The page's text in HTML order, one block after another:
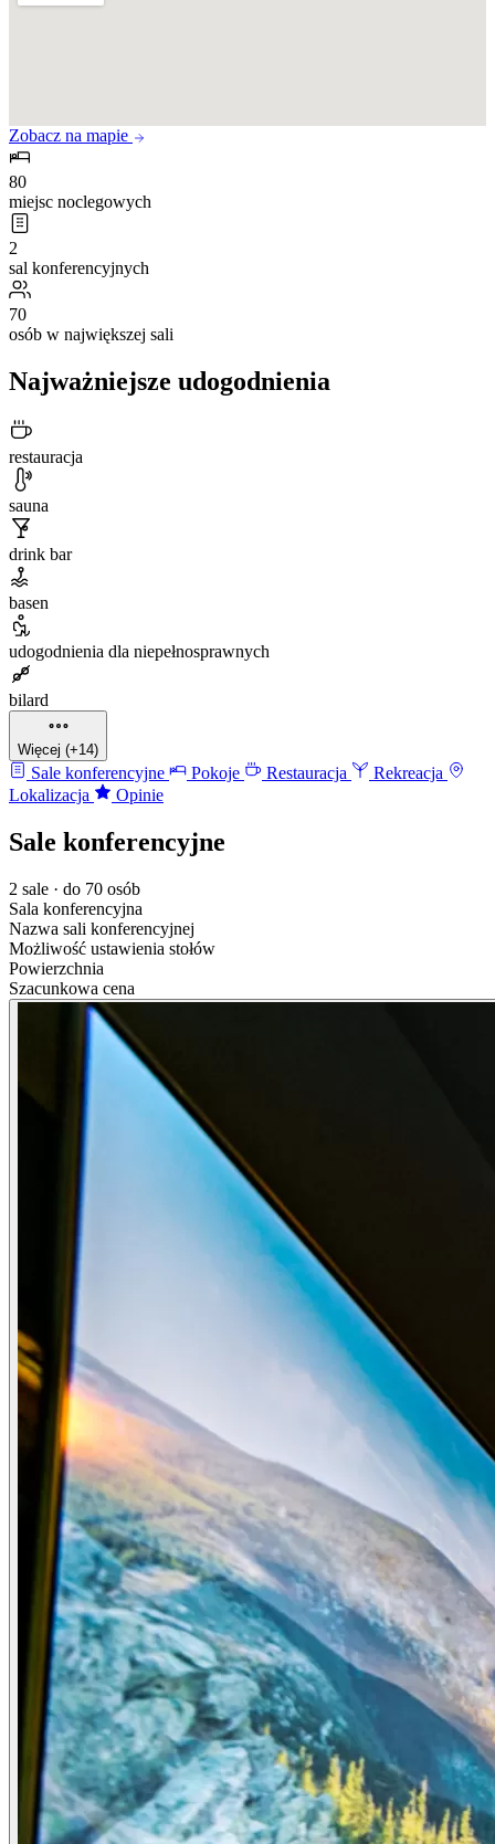
Zobacz na mapie
80
miejsc noclegowych
2
sal konferencyjnych
70
osób w największej sali
Najważniejsze udogodnienia
restauracja
sauna
drink bar
basen
udogodnienia dla niepełnosprawnych
bilard
Więcej (+14)
Sale konferencyjne Pokoje Restauracja
Rekreacja
Lokalizacja
Opinie
Sale konferencyjne
2 sale · do 70 osób
Sala konferencyjna
Nazwa sali konferencyjnej
Możliwość ustawienia stołów
Powierzchnia
Szacunkowa cena